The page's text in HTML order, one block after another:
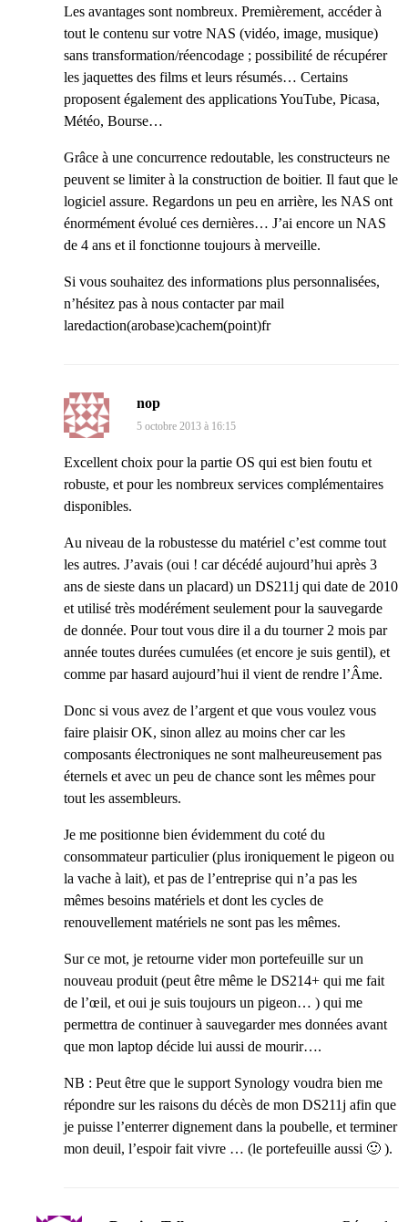
Les avantages sont nombreux. Premièrement, accéder à
tout le contenu sur votre NAS (vidéo, image, musique)
sans transformation/réencodage ; possibilité de récupérer
les jaquettes des films et leurs résumés… Certains
proposent également des applications YouTube, Picasa,
Météo, Bourse…
Grâce à une concurrence redoutable, les constructeurs ne
peuvent se limiter à la construction de boitier. Il faut que le
logiciel assure. Regardons un peu en arrière, les NAS ont
énormément évolué ces dernières… J’ai encore un NAS
de 4 ans et il fonctionne toujours à merveille.
Si vous souhaitez des informations plus personnalisées,
n’hésitez pas à nous contacter par mail
laredaction(arobase)cachem(point)fr
nop
5 octobre 2013 à 16:15
Excellent choix pour la partie OS qui est bien foutu et
robuste, et pour les nombreux services complémentaires
disponibles.
Au niveau de la robustesse du matériel c’est comme tout
les autres. J’avais (oui ! car décédé aujourd’hui après 3
ans de sieste dans un placard) un DS211j qui date de 2010
et utilisé très modérément seulement pour la sauvegarde
de donnée. Pour tout vous dire il a du tourner 2 mois par
année toutes durées cumulées (et encore je suis gentil), et
comme par hasard aujourd’hui il vient de rendre l’Âme.
Donc si vous avez de l’argent et que vous voulez vous
faire plaisir OK, sinon allez au moins cher car les
composants électroniques ne sont malheureusement pas
éternels et avec un peu de chance sont les mêmes pour
tout les assembleurs.
Je me positionne bien évidemment du coté du
consommateur particulier (plus ironiquement le pigeon ou
la vache à lait), et pas de l’entreprise qui n’a pas les
mêmes besoins matériels et dont les cycles de
renouvellement matériels ne sont pas les mêmes.
Sur ce mot, je retourne vider mon portefeuille sur un
nouveau produit (peut être même le DS214+ qui me fait
de l’œil, et oui je suis toujours un pigeon… ) qui me
permettra de continuer à sauvegarder mes données avant
que mon laptop décide lui aussi de mourir….
NB : Peut être que le support Synology voudra bien me
répondre sur les raisons du décès de mon DS211j afin que
je puisse l’enterrer dignement dans la poubelle, et terminer
mon deuil, l’espoir fait vivre … (le portefeuille aussi 🙂 ).